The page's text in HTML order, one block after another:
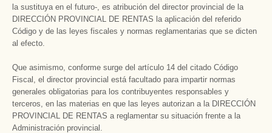
la sustituya en el futuro-, es atribución del director provincial de la
DIRECCIÓN PROVINCIAL DE RENTAS la aplicación del referido
Código y de las leyes fiscales y normas reglamentarias que se dicten
al efecto.
Que asimismo, conforme surge del artículo 14 del citado Código
Fiscal, el director provincial está facultado para impartir normas
generales obligatorias para los contribuyentes responsables y
terceros, en las materias en que las leyes autorizan a la DIRECCIÓN
PROVINCIAL DE RENTAS a reglamentar su situación frente a la
Administración provincial.